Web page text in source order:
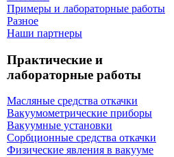
Примеры и лабораторные работы
Разное
Наши партнеры
Практические и
лабораторные работы
Масляные средства откачки
Вакуумометрические приборы
Вакуумные установки
Сорбционные средства откачки
Физические явления в вакууме